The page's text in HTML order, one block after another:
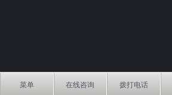
菜单 在线咨询 拨打电话